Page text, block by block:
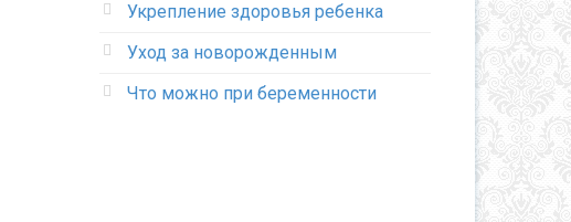
Укрепление здоровья ребенка
Уход за новорожденным
Что можно при беременности